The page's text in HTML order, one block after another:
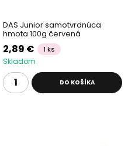
DAS Junior samotvrdnúca
hmota 100g červená
2,89 € 1 ks
Skladom
DO KOŠÍKA